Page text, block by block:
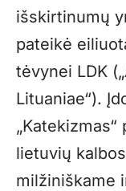
išskirtinumų
pateikė
tėvynei LDK
Lituaniae“).
lietuvių
milžiniškame